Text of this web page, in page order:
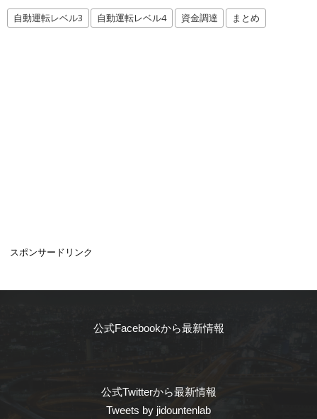
自動運転レベル3 自動運転レベル4 資金調達 まとめ
スポンサードリンク
公式Facebookから最新情報
公式Twitterから最新情報
Tweets by jidountenlab